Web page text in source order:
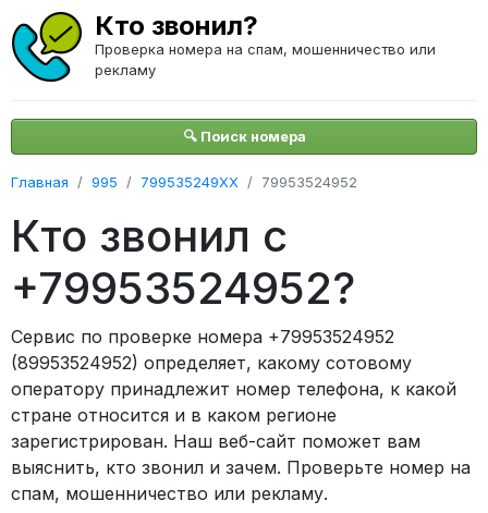
Кто звонил?
Проверка номера на спам, мошенничество или
рекламу
🔍 Поиск номера
Главная 995 799535249XX 79953524952
Кто звонил с
+79953524952?
Сервис по проверке номера +79953524952
(89953524952) определяет, какому сотовому
оператору принадлежит номер телефона, к какой
стране относится и в каком регионе
зарегистрирован. Наш веб-сайт поможет вам
выяснить, кто звонил и зачем. Проверьте номер на
спам, мошенничество или рекламу.